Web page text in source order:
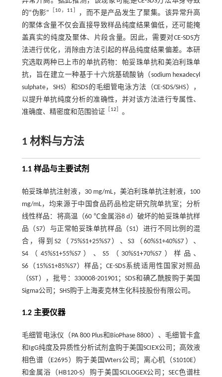
的“伪影”
［10， 11］
，而不是产品发生了聚集。该异常升高
的聚体含量不仅会直接导致样品纯度结果偏低，还可能掩
盖真实的纯度及聚体、片段含量。因此，需要对CE-SDS方
法进行优化，消除由方法引起的样品纯度结果偏差。本研
究选取两种已上市的单抗药物：帕妥珠单抗和美泊利珠单
抗，旨在建立一种基于十六烷基硫酸钠（sodium hexadecyl
sulphate，SHS）和SDS的毛细管电泳方法（CE-SDS/SHS），
以提升单抗纯度分析的准确性，并对该方法进行专属性、
准确度、精密度和范围验证［12］ 。
1 材料与方法
1.1 样品与主要试剂
帕妥珠单抗注射液，30 mg/mL，美泊利珠单抗注射液，100
mg/mL，均来源于中国食品药品检定研究院单抗室；分析
线性样品：将高温（60 ℃金属浴8 d）破坏的帕妥珠单抗样
品（S7）与正常帕妥珠单抗样品（S1）进行不同比例的混
合，得到S2（75%S1+25%S7）、S3（60%S1+40%S7）、
S4（45%S1+55%S7）、S5（30%S1+70%S7）样品、
S6（15%S1+85%S7）样品；CE-SDS系统适用性国家对照品
（SST），批号：330008-201901；SDS和碘乙酰胺购于美国
Sigma公司；SHS购于上海麦克林生化科技股份有限公司。
1.2 主要仪器
毛细管电泳仪（PA 800 Plus和BioPhase 8800）、毛细管卡盒
和IgG纯度及异质性分析试剂盒购于美国SCIEX公司；高效液
相色谱（E2695）购于美国Wters公司；离心机（S1010E）
和金属浴（HB120-S）购于美国SCILOGEX公司；SEC色谱柱